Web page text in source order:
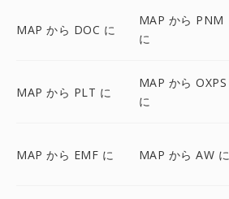
MAP から DOC に
MAP から PNM
に
MAP から PLT に
MAP から OXPS
に
MAP から EMF に MAP から AW に